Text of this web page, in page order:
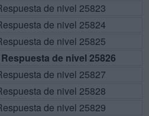
de nivel 25823
de nivel 25824
de nivel 25825
de nivel 25826
de nivel 25827
de nivel 25828
de nivel 25829